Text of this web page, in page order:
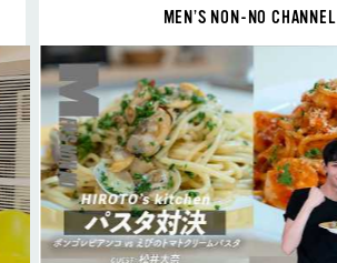
MEN’S NON-NO CHANNEL